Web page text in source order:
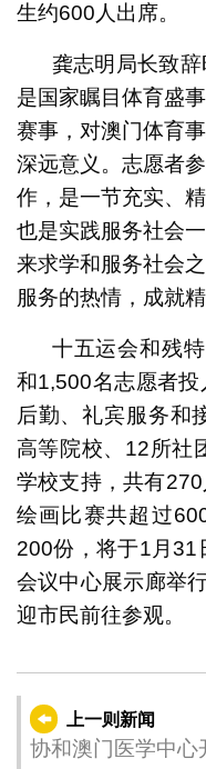
生约600人出席。
龚志明局长致
是国家瞩目体育盛
赛事，对澳门体育
深远意义。志愿者
作，是一节充实、
也是实践服务社会
来求学和服务社会
服务的热情，成就精
十五运会和残
和1,500名志愿者
后勤、礼宾服务和
高等院校、12所社
学校支持，共有
绘画比赛共超过
200份，将于1月31
会议中心展示廊举
迎市民前往参观。
上一则新闻
协和澳门医学中心